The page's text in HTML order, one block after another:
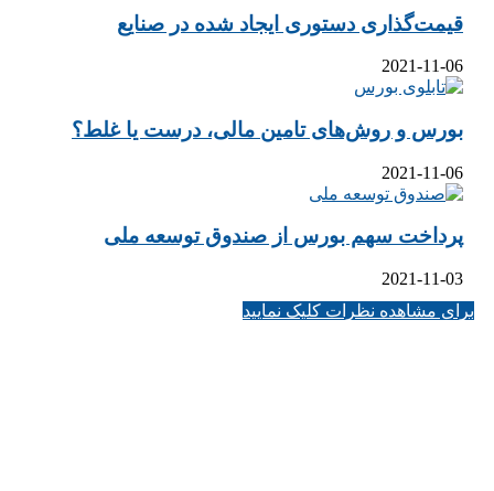
قیمت‌گذاری دستوری ایجاد شده در صنایع
2021-11-06
بورس و روش‌های تامین مالی، درست یا غلط؟
2021-11-06
پرداخت سهم بورس از صندوق توسعه ملی
2021-11-03
برای مشاهده نظرات کلیک نمایید